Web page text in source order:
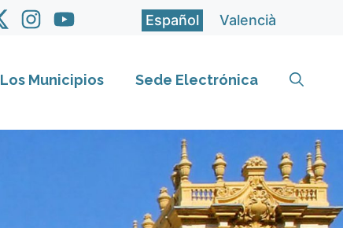
Español Valencià
Los Municipios Sede Electrónica